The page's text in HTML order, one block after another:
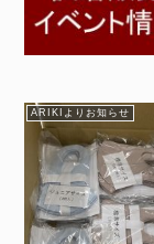
ARIKIよりお知らせ